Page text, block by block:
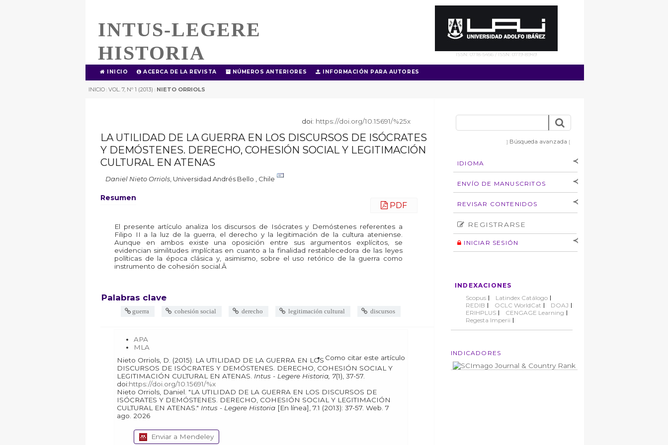
INTUS-LEGERE
HISTORIA
ISSN: 0718-5456 / ISSN: 0719-8949
INICIO ACERCA DE LA REVISTA NÚMEROS ANTERIORES INFORMACIÓN PARA AUTORES
INICIO | VOL. 7, Nº 1 (2013) | NIETO ORRIOLS
] Búsqueda avanzada [
IDIOMA
[Español ] [English]
ENVÍO DE MANUSCRITOS
autores
Derechos de autoría
Normas éticas
REVISAR CONTENIDOS
Número
Autor
REGISTRARSE
INICIAR SESIÓN
INDEXACIONES
Scopus
Latindex Catálogo
REDIB
OCLC WorldCat
DOAJ
ERIHPLUS
CENGAGE Learning
Regesta Imperii
INDICADORES
doi: https://doi.org/10.15691/%25x
LA UTILIDAD DE LA GUERRA EN LOS DISCURSOS DE ISÓCRATES
Y DEMÓSTENES. DERECHO, COHESIÓN SOCIAL Y LEGITIMACIÓN
CULTURAL EN ATENAS
Daniel Nieto Orriols, Universidad Andrés Bello , Chile
Resumen
PDF
El presente artículo analiza los discursos de Isócrates y Demóstenes referentes a
Filipo II a la luz de la guerra, el derecho y la legitimación de la cultura ateniense.
Aunque en ambos existe una oposición entre sus argumentos explícitos, se
evidencian similitudes implícitas en cuanto a la finalidad restablecedora de las leyes
políticas de la época clásica y, asimismo, sobre el uso retórico de la guerra como
instrumento de cohesión social.Â
Palabras clave
guerra cohesión social derecho legitimación cultural discursos
APA
MLA
Como citar este artículo
Nieto Orriols, D. (2015). LA UTILIDAD DE LA GUERRA EN LOS
DISCURSOS DE ISÓCRATES Y DEMÓSTENES. DERECHO, COHESIÓN SOCIAL Y
LEGITIMACIÓN CULTURAL EN ATENAS. Intus - Legere Historia, 7(1), 37-57.
doi:https://doi.org/10.15691/%x
Nieto Orriols, Daniel. "LA UTILIDAD DE LA GUERRA EN LOS DISCURSOS DE
ISÓCRATES Y DEMÓSTENES. DERECHO, COHESIÓN SOCIAL Y LEGITIMACIÓN
CULTURAL EN ATENAS." Intus - Legere Historia [En línea], 7.1 (2013): 37-57. Web. 7
ago. 2026
Enviar a Mendeley